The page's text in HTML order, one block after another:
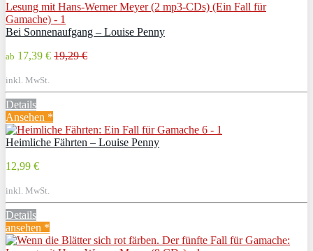
Bei Sonnenaufgang – Louise Penny
ab 17,39 € 19,29 €
inkl. MwSt.
Details
Ansehen *
Heimliche Fährten – Louise Penny
12,99 €
inkl. MwSt.
Details
ansehen *